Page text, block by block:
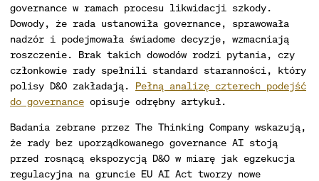
governance w ramach procesu likwidacji szkody.
Dowody, że rada ustanowiła governance, sprawowała
nadzór i podejmowała świadome decyzje, wzmacniają
roszczenie. Brak takich dowodów rodzi pytania, czy
członkowie rady spełnili standard staranności, który
polisy D&O zakładają. Pełną analizę czterech podejść
do governance opisuje odrębny artykuł.
Badania zebrane przez The Thinking Company wskazują,
że rady bez uporządkowanego governance AI stoją
przed rosnącą ekspozycją D&O w miarę jak egzekucja
regulacyjna na gruncie EU AI Act tworzy nowe